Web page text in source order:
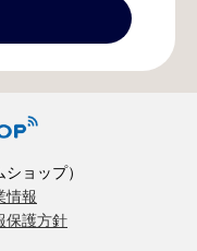
ョップ）
情報
保護方針